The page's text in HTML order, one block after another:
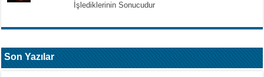
İşlediklerinin Sonucudur
Son Yazılar